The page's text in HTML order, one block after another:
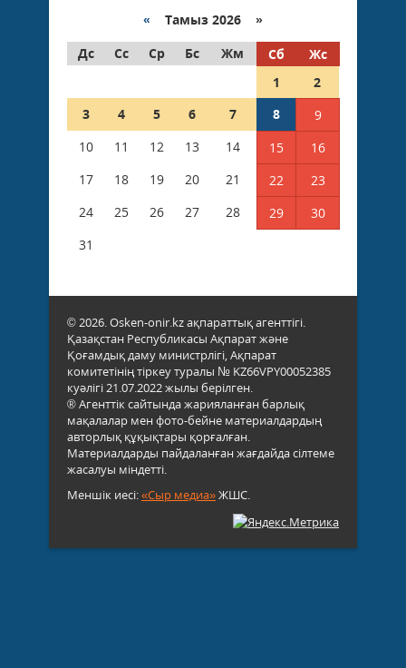
« Тамыз 2026 »
Дс
Сс Ср Бс Жм Сб
Жс
1
2
3
4 5 6 7 8
9
10
11 12 13 14 15
16
17
18 19 20 21 22
23
24
25 26 27 28 29
30
31
© 2026. Osken-onir.kz ақпараттық агенттігі.
Қазақстан Республикасы Ақпарат және
Қоғамдық даму министрлігі, Ақпарат
комитетінің тіркеу туралы № KZ66VPY00052385
куәлігі 21.07.2022 жылы берілген.
® Агенттік сайтында жарияланған барлық
мақалалар мен фото-бейне материалдардың
авторлық құқықтары қорғалған.
Материалдарды пайдаланған жағдайда сілтеме
жасалуы міндетті.
Меншік иесі:«Сыр медиа»ЖШС.